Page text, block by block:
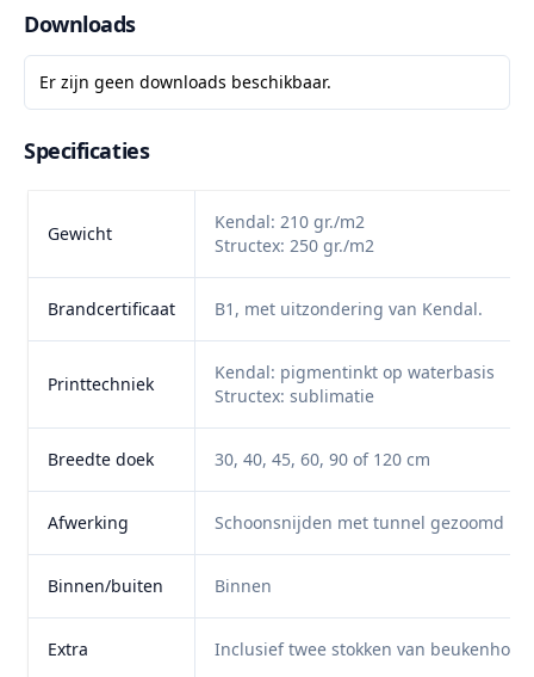
Downloads
Er zijn geen downloads beschikbaar.
Specificaties
Gewicht
Kendal: 210 gr./m2
Structex: 250 gr./m2
Brandcertificaat B1, met uitzondering van Kendal.
Printtechniek
Kendal: pigmentinkt op waterbasis
Structex: sublimatie
Breedte doek 30, 40, 45, 60, 90 of 120 cm
Afwerking Schoonsnijden met tunnel gezoomd
Binnen/buiten Binnen
Extra Inclusief twee stokken van